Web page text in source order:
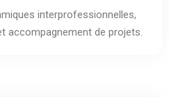
interprofessionnelles,
accompagnement de projets.